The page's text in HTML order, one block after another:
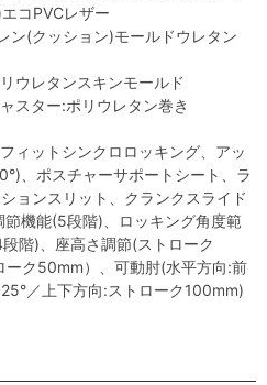
コPVCレザー
(クッション)モールドウレタン
ウレタンスキンモールド
スター:ポリウレタン巻き
ィットシンクロロッキング、アッ
、ポスチャーサポートシート、ラ
ョンスリット、クランクスライド
機能(5段階)、ロッキング角度範
階)、座高さ調節(ストローク
ク50mm）、可動肘(水平方向:前
／上下方向:ストローク100mm)